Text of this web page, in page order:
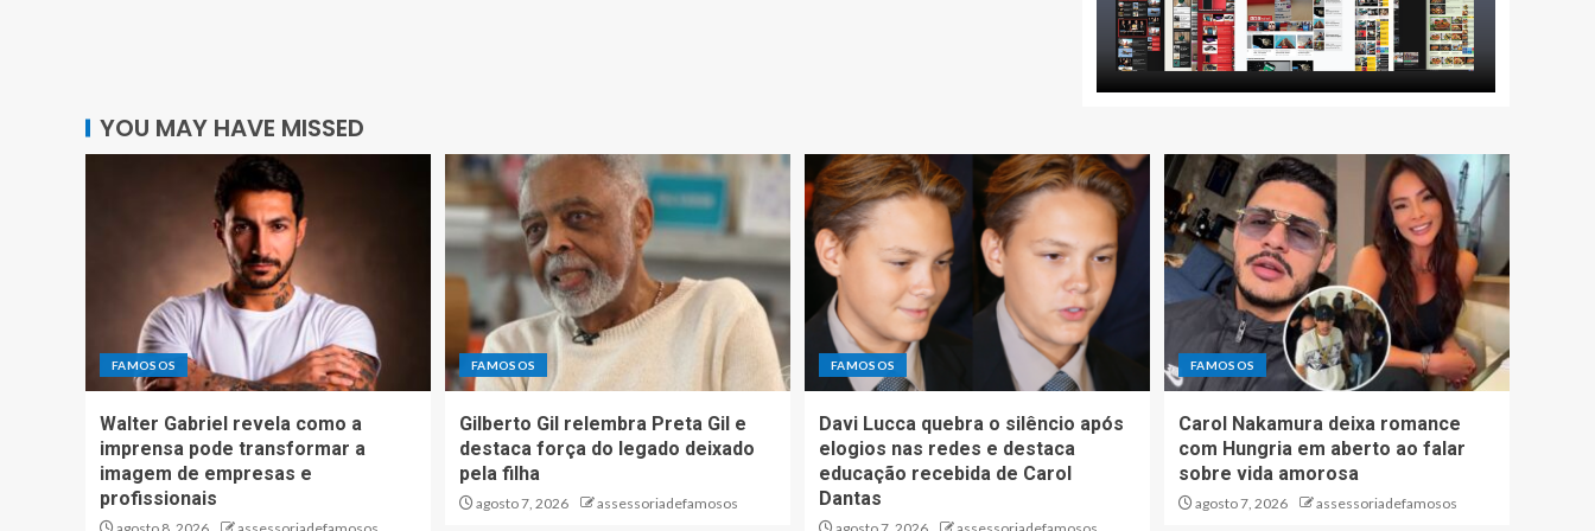
YOU MAY HAVE MISSED
FAMOSOS
Walter Gabriel revela como a
imprensa pode transformar a
imagem de empresas e
profissionais
FAMOSOS
Gilberto Gil relembra Preta Gil e
destaca força do legado deixado
pela filha
agosto 7, 2026 assessoriadefamosos
FAMOSOS
Davi Lucca quebra o silêncio após
elogios nas redes e destaca
educação recebida de Carol
Dantas
FAMOSOS
Carol Nakamura deixa romance
com Hungria em aberto ao falar
sobre vida amorosa
agosto 7, 2026 assessoriadefamosos